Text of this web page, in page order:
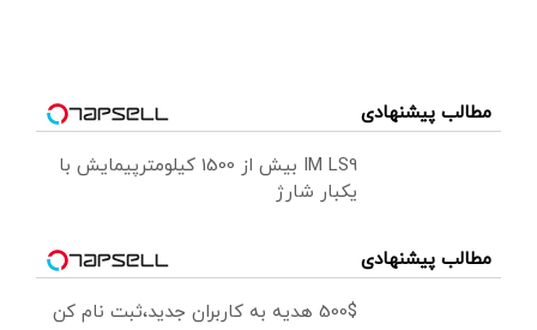
مطالب پیشنهادی
IM LS9 بیش از 1500 کیلومترپیمایش با
یکبار شارژ
مطالب پیشنهادی
500$ هدیه به کاربران جدید،ثبت نام کن